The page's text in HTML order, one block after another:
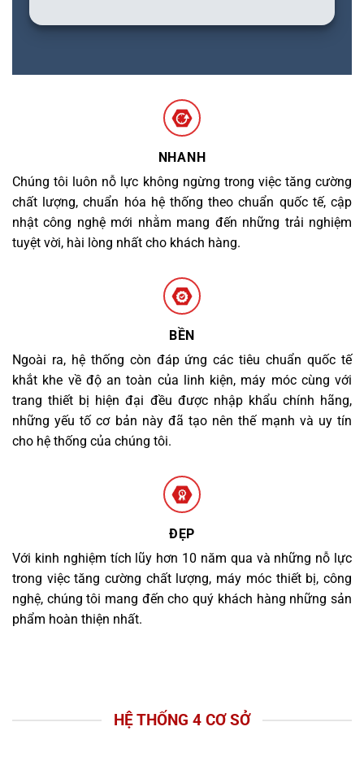
NHANH
Chúng tôi luôn nỗ lực không ngừng trong việc tăng cường
chất lượng, chuẩn hóa hệ thống theo chuẩn quốc tế, cập
nhật công nghệ mới nhằm mang đến những trải nghiệm
tuyệt vời, hài lòng nhất cho khách hàng.
BỀN
Ngoài ra, hệ thống còn đáp ứng các tiêu chuẩn quốc tế
khắt khe về độ an toàn của linh kiện, máy móc cùng với
trang thiết bị hiện đại đều được nhập khẩu chính hãng,
những yếu tố cơ bản này đã tạo nên thế mạnh và uy tín
cho hệ thống của chúng tôi.
ĐẸP
Với kinh nghiệm tích lũy hơn 10 năm qua và những nỗ lực
trong việc tăng cường chất lượng, máy móc thiết bị, công
nghệ, chúng tôi mang đến cho quý khách hàng những sản
phẩm hoàn thiện nhất.
HỆ THỐNG 4 CƠ SỞ